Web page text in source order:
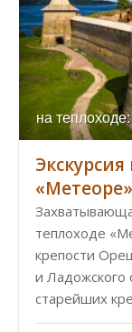
на
теплоходе
крепости
и Ладожского
старейших